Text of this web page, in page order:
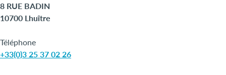
8 RUE BADIN
10700 Lhuître
Téléphone
+33(0)3 25 37 02 26